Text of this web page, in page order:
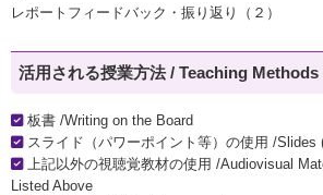
レポートフィードバック・振り返り（２）
活用される授業方法 / Teaching Methods
板書 /Writing on the Board
スライド（パワーポイント等）の使用 /Slides
上記以外の視聴覚教材の使用 /Audiovisual
Listed Above